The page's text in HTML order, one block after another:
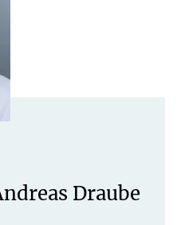
Draube